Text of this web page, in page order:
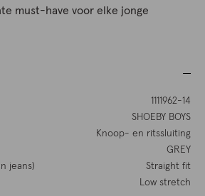
must-have voor elke jonge
1111962-14
SHOEBY BOYS
Knoop- en ritssluiting
GREY
jeans)
Straight fit
Low stretch